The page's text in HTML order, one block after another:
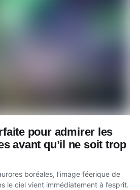
pour admirer les
avant qu’il ne soit trop
boréales, l’image féerique de
le ciel vient immédiatement à l’esprit.